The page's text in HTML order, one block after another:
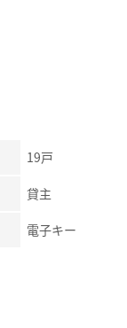
19戸
貸主
電子キー